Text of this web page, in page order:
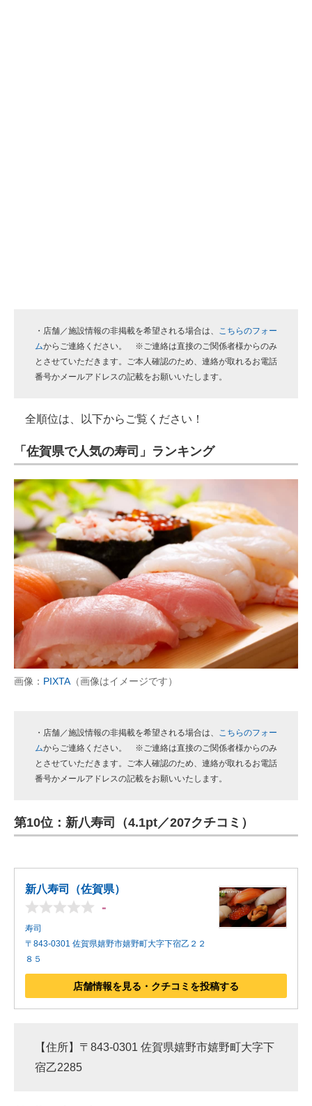
・店舗／施設情報の非掲載を希望される場合は、 こちらのフォー
ムからご連絡ください。 ※ご連絡は直接のご関係者様からのみ
とさせていただきます。ご本人確認のため、連絡が取れるお電話
番号かメールアドレスの記載をお願いいたします。
全順位は、以下からご覧ください！
「佐賀県で人気の寿司」ランキング
画像： PIXTA（画像はイメージです）
・店舗／施設情報の非掲載を希望される場合は、 こちらのフォー
ムからご連絡ください。 ※ご連絡は直接のご関係者様からのみ
とさせていただきます。ご本人確認のため、連絡が取れるお電話
番号かメールアドレスの記載をお願いいたします。
第10位：新八寿司（4.1pt／207クチコミ）
新八寿司（佐賀県）
-
寿司
〒843-0301 佐賀県嬉野市嬉野町大字下宿乙２２
８５
店舗情報を見る・クチコミを投稿する
【住所】〒843-0301 佐賀県嬉野市嬉野町大字下
宿乙2285